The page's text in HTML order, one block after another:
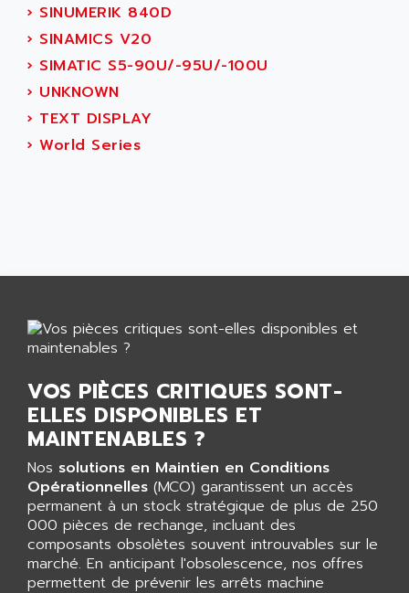
MOVIDRIVE
MDS
COMBIVERT
COMBIVERT S4
VSF
TI-305
DPH
UCD
SIMOREG K
ALIMENTATION
IRT
DIGIPLAN
TPD32
ZELIO
SIMATIC S5-95F
NUM 1040
ANDERS ELECTRONICS
ANDRON
ANRITSU
ANS
ANSELL
ANSMANN
ANSYCO
ANTEC
ANTEK INSTRUMENTS
ANUVA TECHNOLOGIES
ANYBUS
AOIP
› SINUMERIK 840D
› SINAMICS V20
› SIMATIC S5-90U/-95U/-100U
› UNKNOWN
› TEXT DISPLAY
› World Series
VOS PIÈCES CRITIQUES SONT-
ELLES DISPONIBLES ET
MAINTENABLES ?
Nos solutions en Maintien en Conditions
Opérationnelles (MCO) garantissent un accès
permanent à un stock stratégique de plus de 250
000 pièces de rechange, incluant des
composants obsolètes souvent introuvables sur le
marché. En anticipant l'obsolescence, nos offres
permettent de prévenir les arrêts machine